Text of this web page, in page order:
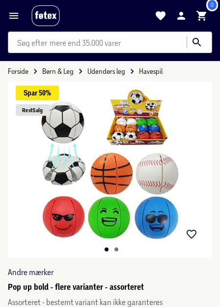
0
mere end 35.000 varer
Forside Børn & Leg Udendørs leg Havespil
Spar 50%
RestSalg
Andre mærker
Pop up bold - flere varianter - assorteret
Assorteret - bestemt variant kan ikke garanteres